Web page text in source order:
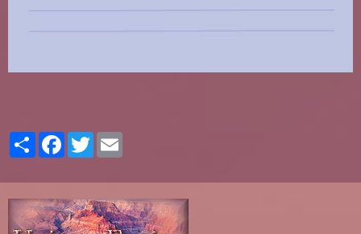
PartagerFacebook
Twitter